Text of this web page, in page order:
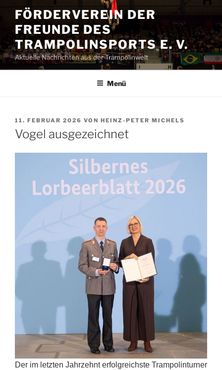
Inhalt
springen
FÖRDERVEREIN DER
FREUNDE DES
TRAMPOLINSPORTS E. V.
Aktuelle Nachrichten aus der Trampolinwelt
Menü
VERÖFFENTLICHT
AM
11. FEBRUAR 2026 VON HEINZ-PETER MICHELS
Vogel ausgezeichnet
Der im letzten Jahrzehnt erfolgreichste Trampolinturner